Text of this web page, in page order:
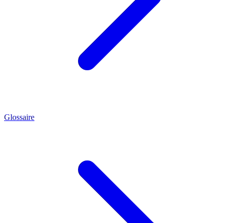
Glossaire